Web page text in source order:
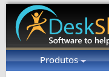
Produtos